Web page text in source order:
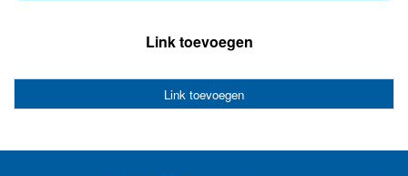
Link toevoegen
Link toevoegen